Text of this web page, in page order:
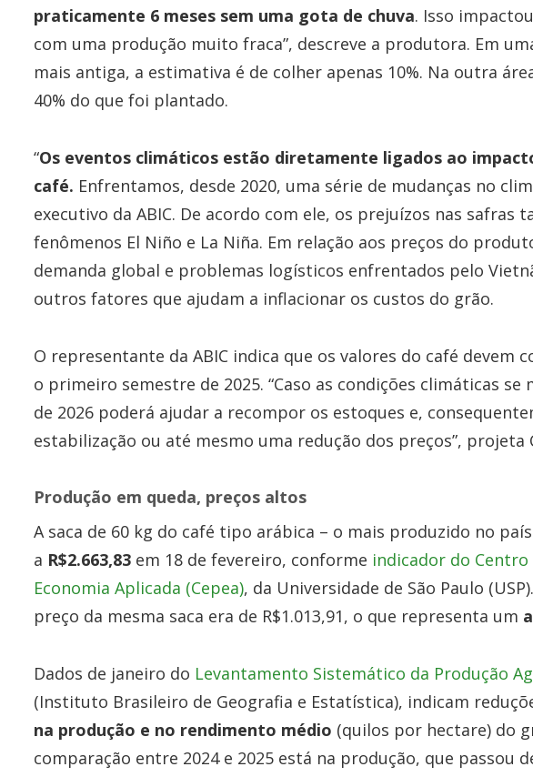
praticamente 6 meses sem uma gota de chuva. Isso
com uma produção muito fraca”, descreve a produtora. Em
mais antiga, a estimativa é de colher apenas 10%. Na outra
40% do que foi plantado.
“Os eventos climáticos estão diretamente ligados ao
café. Enfrentamos, desde 2020, uma série de mudanças no
executivo da ABIC. De acordo com ele, os prejuízos nas safras
fenômenos El Niño e La Niña. Em relação aos preços do
demanda global e problemas logísticos enfrentados pelo
outros fatores que ajudam a inflacionar os custos do grão.
O representante da ABIC indica que os valores do café devem
o primeiro semestre de 2025. “Caso as condições climáticas
de 2026 poderá ajudar a recompor os estoques e,
estabilização ou até mesmo uma redução dos preços”, projeta
Produção em queda, preços altos
A saca de 60 kg do café tipo arábica – o mais produzido no
a R$2.663,83 em 18 de fevereiro, conforme indicador do Centro
Economia Aplicada (Cepea), da Universidade de São Paulo
preço da mesma saca era de R$1.013,91, o que representa um
Dados de janeiro do Levantamento Sistemático da Produção
(Instituto Brasileiro de Geografia e Estatística), indicam
na produção e no rendimento médio (quilos por hectare) do
comparação entre 2024 e 2025 está na produção, que passou